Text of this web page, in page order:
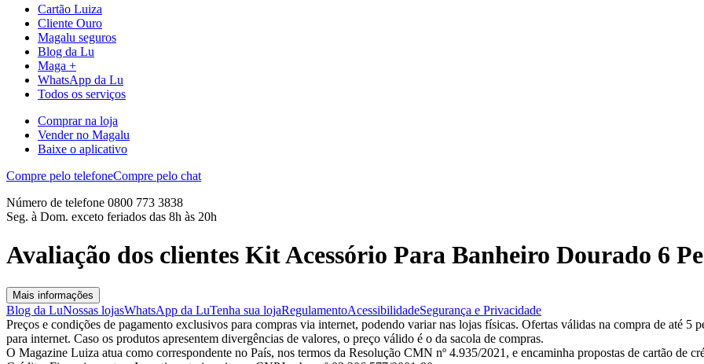
Cartão Luiza
Cliente Ouro
Magalu seguros
Blog da Lu
Maga +
WhatsApp da Lu
Todos os serviços
Comprar na loja
Vender no Magalu
Baixe o aplicativo
Compre pelo telefoneCompre pelo chat
Número de telefone 0800 773 3838
Seg. à Dom. exceto feriados das 8h às 20h
Avaliação dos clientes Kit Acessório Para Banheiro Dourado 6
Mais informações
Blog da LuNossas lojasWhatsApp da LuTenha sua lojaRegulamentoAcessibilidadeSegurança e Privacidade
Preços e condições de pagamento exclusivos para compras via internet, podendo variar nas lojas físicas. Ofertas válidas na compra de até 5
para internet. Caso os produtos apresentem divergências de valores, o preço válido é o da sacola de compras.
O Magazine Luiza atua como correspondente no País, nos termos da Resolução CMN nº 4.935/2021, e encaminha propostas de cartão de